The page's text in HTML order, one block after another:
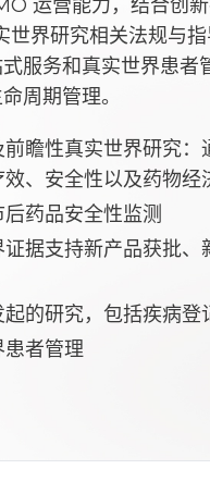
运营能力，结合创
世界研究相关法规与
服务和真实世界患者
周期管理。
前瞻性真实世界研究
效、安全性以及药物
药品安全性监测
证据支持新产品获批
的研究，包括疾病登
者管理